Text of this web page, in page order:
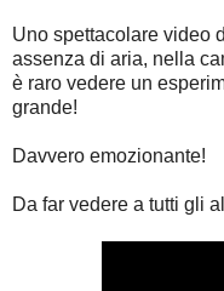
Uno spettacolare video
assenza di aria, nella
è raro vedere un
grande!
Davvero emozionante!
Da far vedere a tutti gli